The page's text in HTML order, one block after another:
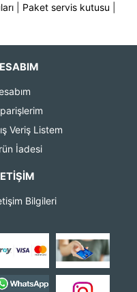
| Paket servis kutusu
Veriş Listem
İadesi
Bilgileri